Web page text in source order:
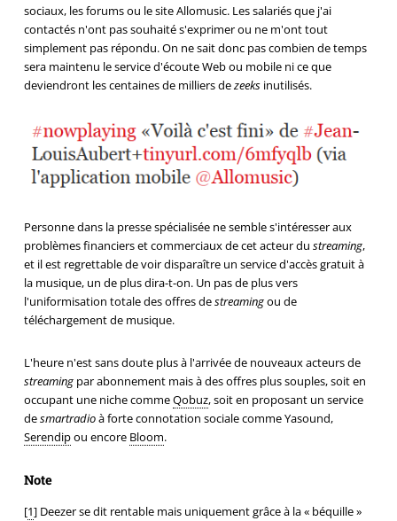
sociaux, les forums ou le site Allomusic. Les salariés que j'ai
contactés n'ont pas souhaité s'exprimer ou ne m'ont tout
simplement pas répondu. On ne sait donc pas combien de temps
sera maintenu le service d'écoute Web ou mobile ni ce que
deviendront les centaines de milliers dezeeksinutilisés.
Personne dans la presse spécialisée ne semble s'intéresser aux
problèmes financiers et commerciaux de cet acteur du streaming,
et il est regrettable de voir disparaître un service d'accès gratuit à
la musique, un de plus dira-t-on. Un pas de plus vers
l'uniformisation totale des offres destreamingou de
téléchargement de musique.
L'heure n'est sans doute plus à l'arrivée de nouveaux acteurs de
streamingpar abonnement mais à des offres plus souples, soit en
occupant une niche commeQobuz, soit en proposant un service
desmartradioà forte connotation sociale comme Yasound,
Serendipou encore Bloom.
Note
[1] Deezer se dit rentable mais uniquement grâce à la « béquille »